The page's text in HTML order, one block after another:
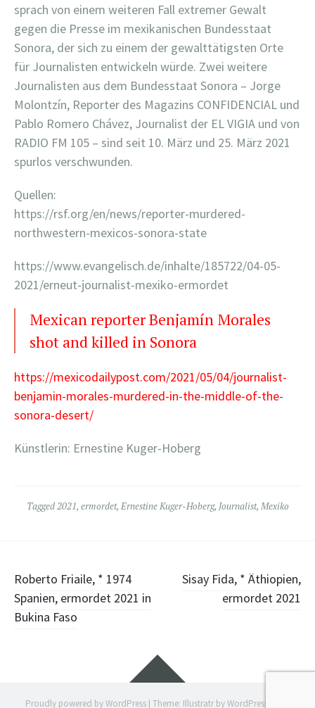
sprach von einem weiteren Fall extremer Gewalt
gegen die Presse im mexikanischen Bundesstaat
Sonora, der sich zu einem der gewalttätigsten Orte
für Journalisten entwickeln würde. Zwei weitere
Journalisten aus dem Bundesstaat Sonora – Jorge
Molontzín, Reporter des Magazins CONFIDENCIAL und
Pablo Romero Chávez, Journalist der EL VIGIA und von
RADIO FM 105 – sind seit 10. März und 25. März 2021
spurlos verschwunden.
Quellen:
https://rsf.org/en/news/reporter-murdered-
northwestern-mexicos-sonora-state
https://www.evangelisch.de/inhalte/185722/04-05-
2021/erneut-journalist-mexiko-ermordet
Mexican reporter Benjamín Morales
shot and killed in Sonora
https://mexicodailypost.com/2021/05/04/journalist-
benjamin-morales-murdered-in-the-middle-of-the-
sonora-desert/
Künstlerin: Ernestine Kuger-Hoberg
Tagged2021, ermordet, Ernestine Kuger-Hoberg, Journalist, Mexiko
Post
navigation
Roberto Friaile, * 1974
Spanien, ermordet 2021 in
Bukina Faso
Sisay Fida, * Äthiopien,
ermordet 2021
Widgets
Proudly powered by WordPress | Theme: Illustratr byWordPress.com